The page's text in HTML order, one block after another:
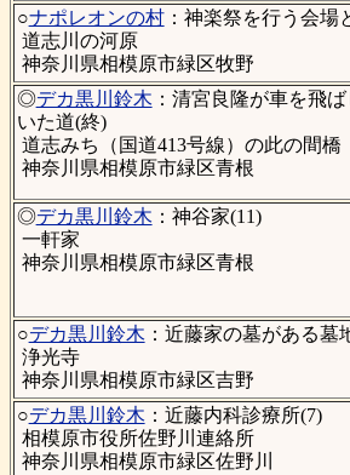
○ナポレオンの村：神楽祭を行う会場
道志川の河原
神奈川県相模原市緑区牧野
◎デカ黒川鈴木 ：清宮良隆が車を飛ば
いた道(終)
道志みち（国道413号線）の此の間橋
神奈川県相模原市緑区青根
◎デカ黒川鈴木 ：神谷家(11)
一軒家
神奈川県相模原市緑区青根
○デカ黒川鈴木 ：近藤家の墓がある墓
浄光寺
神奈川県相模原市緑区吉野
○デカ黒川鈴木 ：近藤内科診療所(7)
相模原市役所佐野川連絡所
神奈川県相模原市緑区佐野川